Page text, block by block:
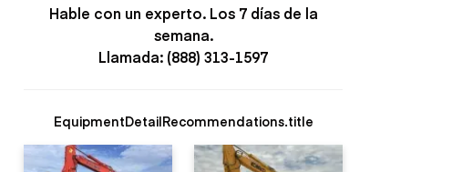
Hable con un experto. Los 7 días de la
semana.
Llamada: (888) 313-1597
EquipmentDetailRecommendations.title